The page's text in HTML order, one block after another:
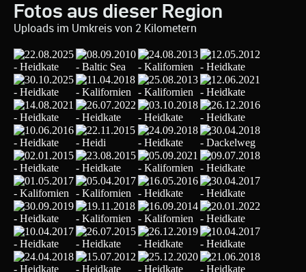
Fotos aus dieser Region
Uploads im Umkreis von 2 Kilometern